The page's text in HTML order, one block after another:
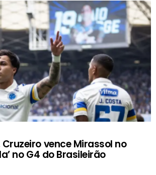
vence Mirassol no
no G4 do Brasileirão